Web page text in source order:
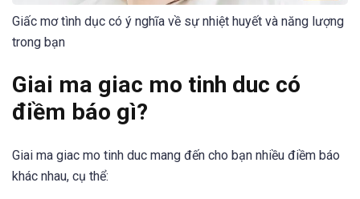
Giấc mơ tình dục có ý nghĩa về sự nhiệt huyết và năng lượng
trong bạn
Giai ma giac mo tinh duc có
điềm báo gì?
Giai ma giac mo tinh duc mang đến cho bạn nhiều điềm báo
khác nhau, cụ thể: